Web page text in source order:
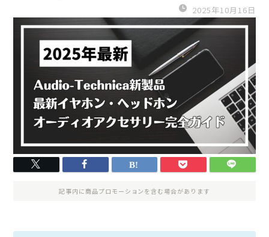
2025年10月16日
記事内に商品プロモーションを含む場合があります